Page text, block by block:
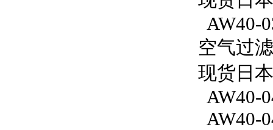
AW40-
空气过
现货日
AW40-
AW40-